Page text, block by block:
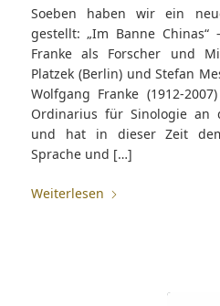
Soeben haben wir ein
gestellt: „Im Banne Chinas“
Franke als Forscher und
Platzek (Berlin) und Stefan
Wolfgang Franke (1912-
Ordinarius für Sinologie an
und hat in dieser Zeit
Sprache und […]
Weiterlesen